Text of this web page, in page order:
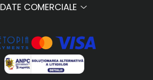
DATE COMERCIALE